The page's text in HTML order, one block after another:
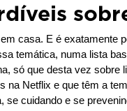
casa. E é
temática, numa lista
só que desta vez
Netflix e que têm a
cuidando e se